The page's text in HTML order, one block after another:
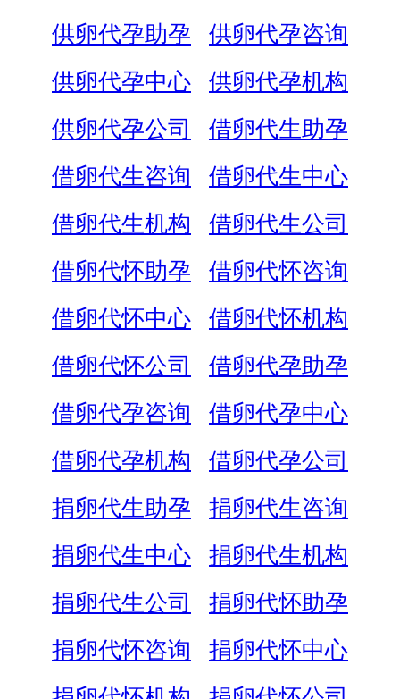
供卵代孕助孕
供卵代孕咨询
供卵代孕中心
供卵代孕机构
供卵代孕公司
借卵代生助孕
借卵代生咨询
借卵代生中心
借卵代生机构
借卵代生公司
借卵代怀助孕
借卵代怀咨询
借卵代怀中心
借卵代怀机构
借卵代怀公司
借卵代孕助孕
借卵代孕咨询
借卵代孕中心
借卵代孕机构
借卵代孕公司
捐卵代生助孕
捐卵代生咨询
捐卵代生中心
捐卵代生机构
捐卵代生公司
捐卵代怀助孕
捐卵代怀咨询
捐卵代怀中心